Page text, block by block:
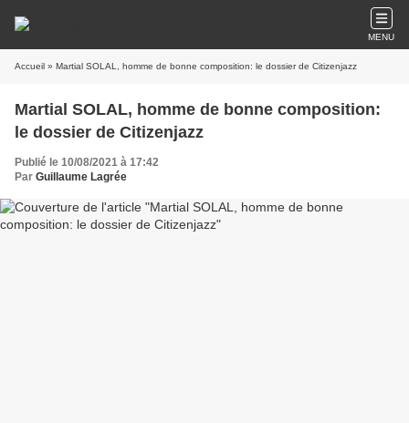
MENU
Accueil » Martial SOLAL, homme de bonne composition: le dossier de Citizenjazz
Martial SOLAL, homme de bonne composition:
le dossier de Citizenjazz
Publié le 10/08/2021 à 17:42
Par Guillaume Lagrée